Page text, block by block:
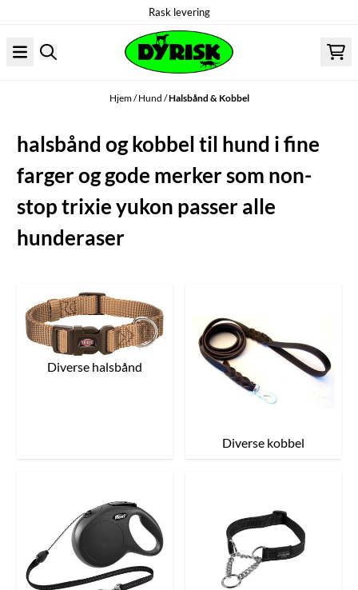
Rask levering
Hjem/Hund /Halsbånd & Kobbel
halsbånd og kobbel til hund i fine
farger og gode merker som non-
stop trixie yukon passer alle
hunderaser
Diverse halsbånd
Diverse kobbel